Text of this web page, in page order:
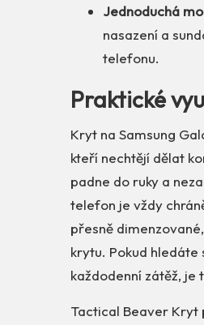
Jednoduchá
nasazení a
telefonu.
Praktické
Kryt na Samsung
kteří nechtějí dělat
padne do ruky a
telefon je vždy
přesně
krytu. Pokud
každodenní zátěž,
Tactical Beaver Kryt